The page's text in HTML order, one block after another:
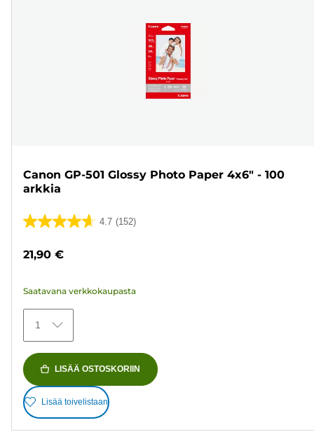
Canon GP-501 Glossy Photo Paper 4x6" - 100
arkkia
4.7 (152)
4.7/5
152
21,90 €
Saatavana verkkokaupasta
1
LISÄÄ OSTOSKORIIN
Lisää toivelistaan